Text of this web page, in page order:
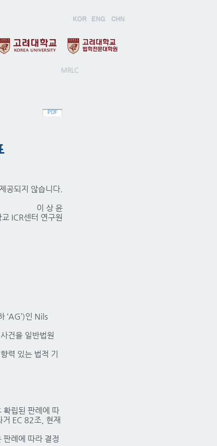
KOR ENG CHN
MRLC
PDF
공되지 않습니다.
이 상 윤
ICR센터 연구원
인 Nils
건을 일반법원
력 있는 법적 기
립된 판례에 따
거 EC 82조, 현재
례에 따라 결정